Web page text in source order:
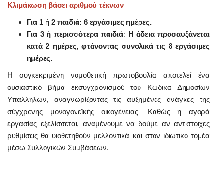
Κλιμάκωση βάσει αριθμού τέκνων
Για 1 ή 2 παιδιά: 6 εργάσιμες ημέρες.
Για 3 ή περισσότερα παιδιά: Η άδεια προσαυξάνεται
κατά 2 ημέρες, φτάνοντας συνολικά τις 8 εργάσιμες
ημέρες.
Η συγκεκριμένη νομοθετική πρωτοβουλία αποτελεί ένα
ουσιαστικό βήμα εκσυγχρονισμού του Κώδικα Δημοσίων
Υπαλλήλων, αναγνωρίζοντας τις αυξημένες ανάγκες της
σύγχρονης μονογονεϊκής οικογένειας. Καθώς η αγορά
εργασίας εξελίσσεται, αναμένουμε να δούμε αν αντίστοιχες
ρυθμίσεις θα υιοθετηθούν μελλοντικά και στον ιδιωτικό τομέα
μέσω Συλλογικών Συμβάσεων.